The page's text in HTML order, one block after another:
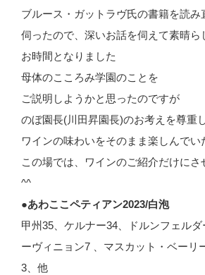
ブルース・ガットラヴ氏の書籍を読み
伺ったので、深いお話を伺えて素晴ら
お時間となりました
母体のこころみ学園のことを
ご説明しようかと思ったのですが
のぼ園長(川田昇園長)のお考えを尊重
ワインの味わいをそのまま楽しんでい
この場では、ワインのご紹介だけにさ
^^
●あわここペティアン2023/白泡
甲州35、ケルナー34、ドルンフェル
ーヴィニョン7 、マスカット・ベーリ
3、他